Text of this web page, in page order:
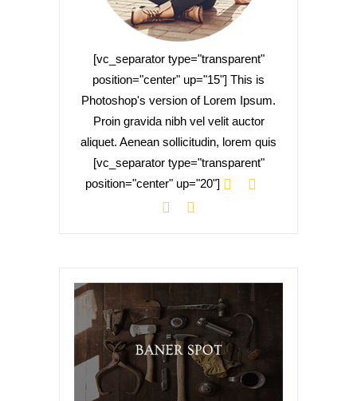
[vc_separator type="transparent"
position="center" up="15"] This is
Photoshop's version of Lorem Ipsum.
Proin gravida nibh vel velit auctor
aliquet. Aenean sollicitudin, lorem quis
[vc_separator type="transparent"
position="center" up="20"]